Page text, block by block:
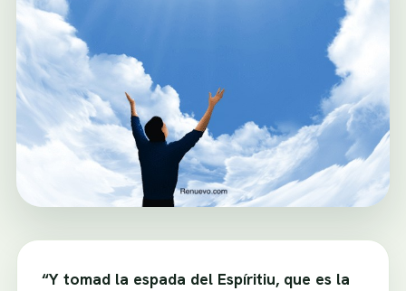
“Y tomad la espada del Espíritiu, que es la